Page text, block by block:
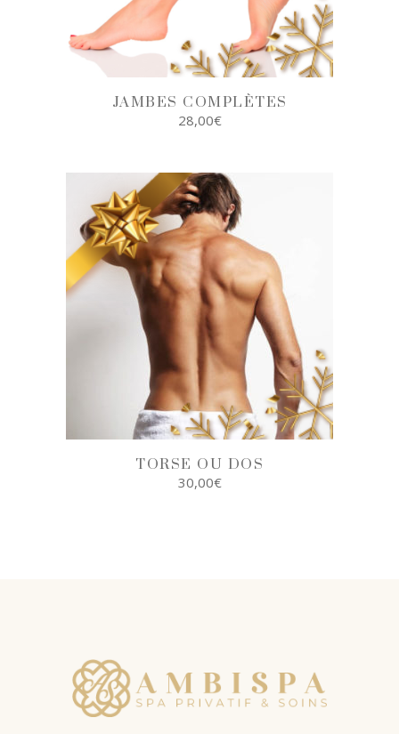
JAMBES COMPLÈTES
28,00€
AJOUTER AU
PANIER
TORSE OU DOS
30,00€